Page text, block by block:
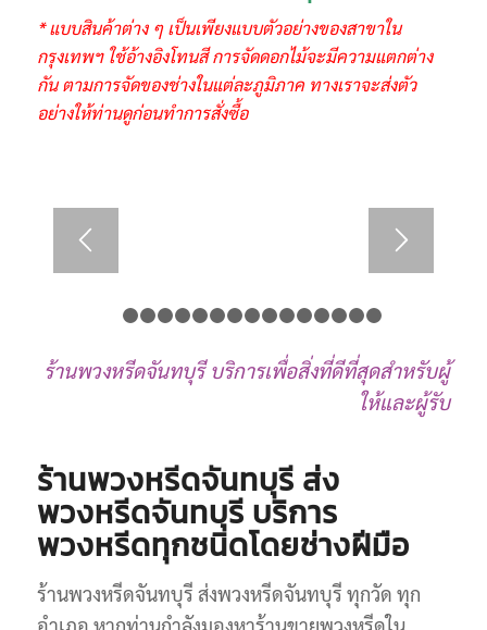
* แบบสินค้าต่าง ๆ เป็นเพียงแบบตัวอย่างของสาขาใน
กรุงเทพฯ ใช้อ้างอิงโทนสี การจัดดอกไม้จะมีความแตกต่าง
กัน ตามการจัดของช่างในแต่ละภูมิภาค ทางเราจะส่งตัว
อย่างให้ท่านดูก่อนทำการสั่งซื้อ
1 2 3 4 5 6 7 8 9 10
ร้านพวงหรีดจันทบุรี บริการเพื่อสิ่งที่ดีที่สุดสำหรับผู้
ให้และผู้รับ
ร้านพวงหรีดจันทบุรี ส่ง
พวงหรีดจันทบุรี บริการ
พวงหรีดทุกชนิดโดยช่างฝีมือ
ร้านพวงหรีดจันทบุรี ส่งพวงหรีดจันทบุรี ทุกวัด ทุก